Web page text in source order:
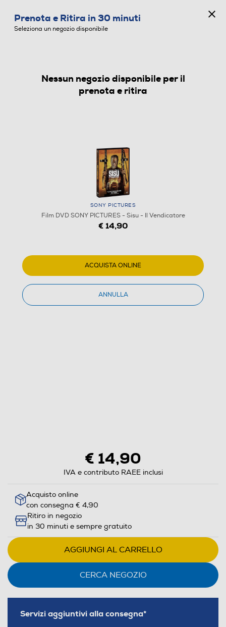
€ 14,90
IVA e contributo RAEE inclusi
Acquisto online
con consegna € 4,90
Ritiro in negozio
in 30 minuti e sempre gratuito
AGGIUNGI AL CARRELLO
CERCA NEGOZIO
Servizi aggiuntivi alla consegna*
Prenota e Ritira in 30 minuti
Seleziona un negozio disponibile
Nessun negozio disponibile per il
prenota e ritira
SONY PICTURES
Film DVD SONY PICTURES - Sisu - Il Vendicatore
€ 14,90
ACQUISTA ONLINE
ANNULLA